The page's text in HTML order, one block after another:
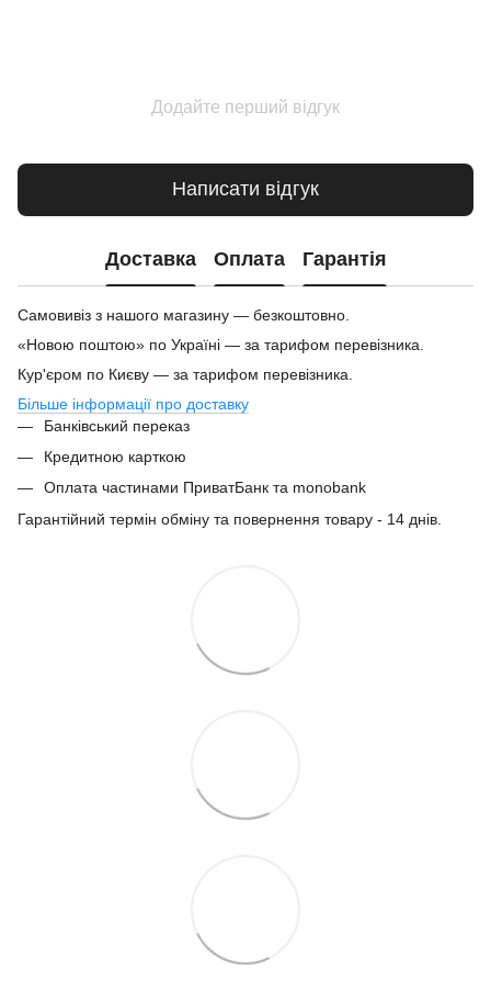
Додайте перший відгук
Написати відгук
Доставка Оплата Гарантія
Самовивіз з нашого магазину — безкоштовно.
«Новою поштою» по Україні — за тарифом перевізника.
Кур'єром по Києву — за тарифом перевізника.
Більше інформації про доставку
Банківський переказ
Кредитною карткою
Оплата частинами ПриватБанк та monobank
Гарантійний термін обміну та повернення товару - 14 днів.